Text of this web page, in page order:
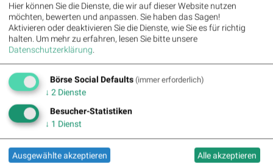
18:28 Wiener Börse: ATX gibt am Freitag 1,36 Prozent ab
18:27
Wiener Börse Nebenwerte-Blick: Marinomed steigt 8 Prozent,
Bajaj Mo...
18:05
Wie Österreichische Post, AT&S, Wienerberger, Palfinger, Porr
und B...
07.08.
Verschmelzung von KI mit realen Systemen: Roboter,
Maschinen und Fa...:
AI...
17:41
Wiener Börse Party #1216: ATX schwächer, Bajaj Mobility weiter
Hier können Sie die Dienste, die wir auf dieser Website nutzen
möchten, bewerten und anpassen. Sie haben das Sagen!
Aktivieren oder deaktivieren Sie die Dienste, wie Sie es für richtig
halten. Um mehr zu erfahren, lesen Sie bitte unsere
Datenschutzerklärung.
Börse Social Defaults (immer erforderlich)
↓ 2 Dienste
Besucher-Statistiken
↓ 1 Dienst
Ausgewählte akzeptieren Alle akzeptieren